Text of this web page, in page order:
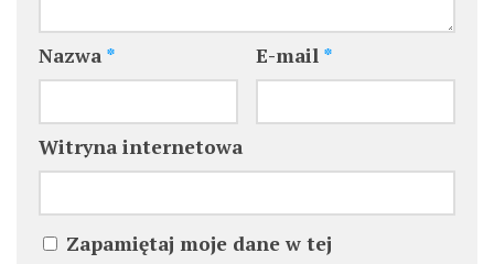
Nazwa * E-mail *
Witryna internetowa
Zapamiętaj moje dane w tej